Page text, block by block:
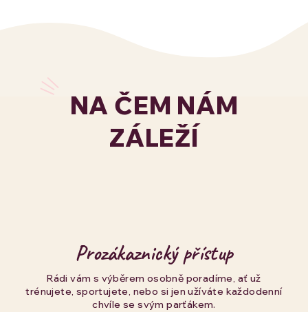
NA ČEM NÁM
ZÁLEŽÍ
Prozákaznický přístup
Rádi vám s výběrem osobně poradíme, ať už
trénujete, sportujete, nebo si jen užíváte každodenní
chvíle se svým parťákem.